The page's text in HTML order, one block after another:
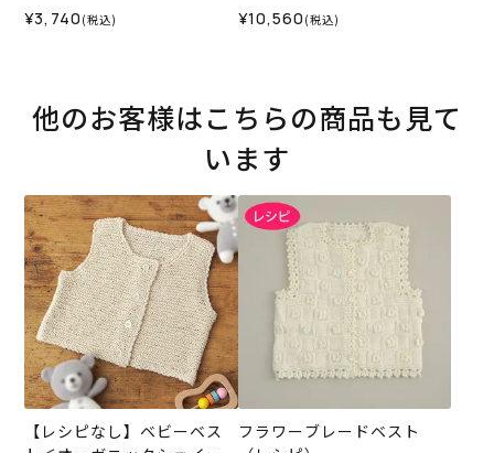
¥3,740 (税込) ¥10,560 (税込)
他のお客様はこちらの商品も見て
います
【レシピなし】ベビーベス
フラワーブレードベスト